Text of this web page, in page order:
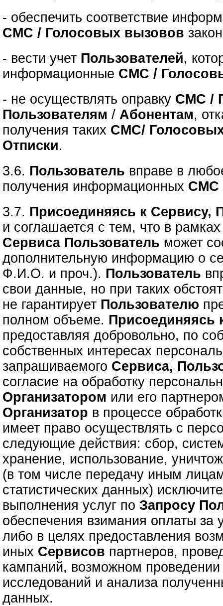
- обеспечить соответствие
СМС / Голосовых вызовов
- вести учет Пользователей,
информационные СМС /
- не осуществлять оправку СМС /
Пользователям /Абонентам,
получения таких СМС/
Отписки.
3.6. Пользователь вправе в
получения информационных СМС
3.7. Присоединяясь к Сервису,
и соглашается с тем, что в рамках
Сервиса Пользователь может
дополнительную информацию о
Ф.И.О. и проч.). Пользователь
свои данные, но при таких
не гарантирует Пользователю
полном объеме. Присоединяясь
предоставляя добровольно, по
собственных интересах
запрашиваемого Сервиса,
согласие на обработку
Организатором или его
Организатор в процессе
имеет право осуществлять с
следующие действия: сбор,
хранение, использование,
(в том числе передачу иным
статистических данных)
выполнения услуг поЗапросу
обеспечения взимания оплаты за
либо в целях предоставления
иных Сервисов партнеров,
кампаний, возможном проведении
исследований и анализа
данных.